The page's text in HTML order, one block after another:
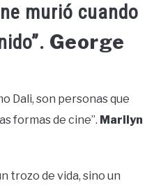
murió cuando
George
Dali, son personas que
formas de cine”. Marilyn
trozo de vida, sino un